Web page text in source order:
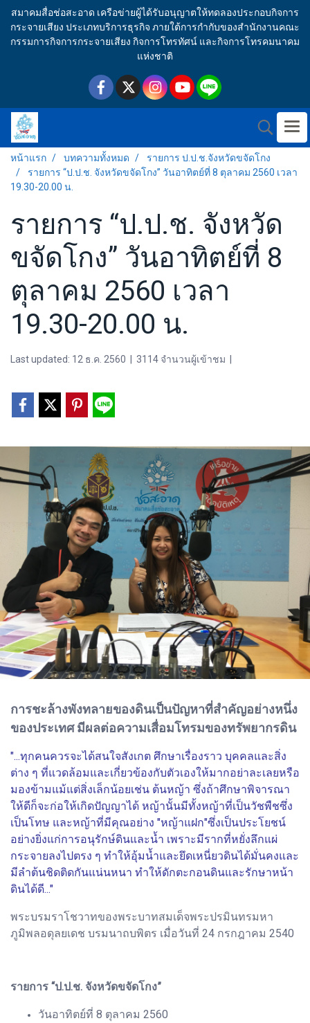
สมาคมสื่อช่อสะอาด เครือข่ายผู้ได้รับอนุญาตให้ทดลองประกอบกิจการ
กระจายเสียง ประเภทบริการธุรกิจ ภายใต้การกำกับของสำนักงานคณะ
กรรมการกิจการกระจายเสียง กิจการโทรทัศน์ และกิจการโทรคมนาคม
แห่งชาติ
หน้าแรก บทความทั้งหมด
รายการ ป.ป.ช.จังหวัดขจัดโกง
รายการ “ป.ป.ช. จังหวัดขจัดโกง” วันอาทิตย์ที่ 8 ตุลาคม 2560 เวลา
19.30-20.00 น.
รายการ “ป.ป.ช. จังหวัด
ขจัดโกง” วันอาทิตย์ที่ 8
ตุลาคม 2560 เวลา
19.30-20.00 น.
Last updated: 12 ธ.ค. 2560 3114 จำนวนผู้เข้าชม
การชะล้างพังทลายของดินเป็นปัญหาที่สำคัญอย่างหนึ่ง
ของประเทศ มีผลต่อความเสื่อมโทรมของทรัพยากรดิน
"...ทุกคนควรจะได้สนใจสังเกต ศึกษาเรื่องราว บุคคลและสิ่ง
ต่าง ๆ ที่แวดล้อมและเกี่ยวข้องกับตัวเองให้มากอย่าละเลยหรือ
มองข้ามแม้แต่สิ่งเล็กน้อยเช่น ต้นหญ้า ซึ่งถ้าศึกษาพิจารณา
ให้ดีก็จะก่อให้เกิดปัญญาได้ หญ้านั้นมีทั้งหญ้าที่เป็นวัชพืชซึ่ง
เป็นโทษ และหญ้าที่มีคุณอย่าง "หญ้าแฝก"ซึ่งเป็นประโยชน์
อย่างยิ่งแก่การอนุรักษ์ดินและน้ำ เพราะมีรากที่หยั่งลึกแผ่
กระจายลงไปตรง ๆ ทำให้อุ้มน้ำและยึดเหนี่ยวดินได้มั่นคงและ
มีลำต้นชิดติดกันแน่นหนา ทำให้ดักตะกอนดินและรักษาหน้า
ดินได้ดี..."
พระบรมราโชวาทของพระบาทสมเด็จพระปรมินทรมหา
ภูมิพลอดุลยเดช บรมนาถบพิตร เมื่อวันที่ 24 กรกฎาคม 2540
รายการ “ป.ป.ช. จังหวัดขจัดโกง”
วันอาทิตย์ที่ 8 ตุลาคม 2560